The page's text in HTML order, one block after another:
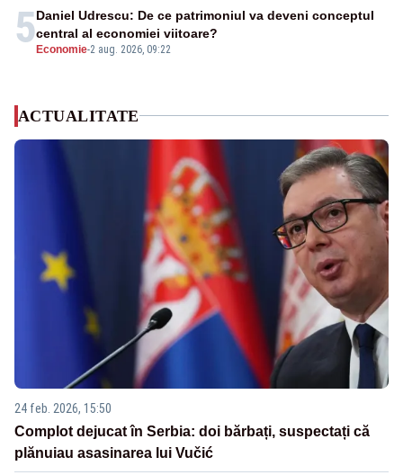
5Economie-2 aug. 2026, 09:22
Daniel Udrescu: De ce patrimoniul va deveni conceptul
central al economiei viitoare?
ACTUALITATE
24 feb. 2026, 15:50
Complot dejucat în Serbia: doi bărbați, suspectați că
plănuiau asasinarea lui Vučić